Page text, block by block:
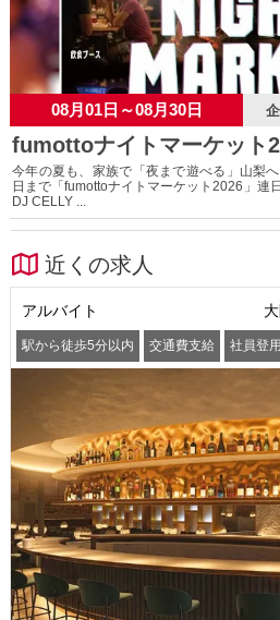
08月01日～08月30日
fumottoナイトマーケット
今年の夏も、家族で「夜まで遊べる」山梨
日まで「fumottoナイトマーケット2026」連
DJ CELLY ...
近くの求人
アルバイト
駅から徒歩5分以内 交通費支給 社員登